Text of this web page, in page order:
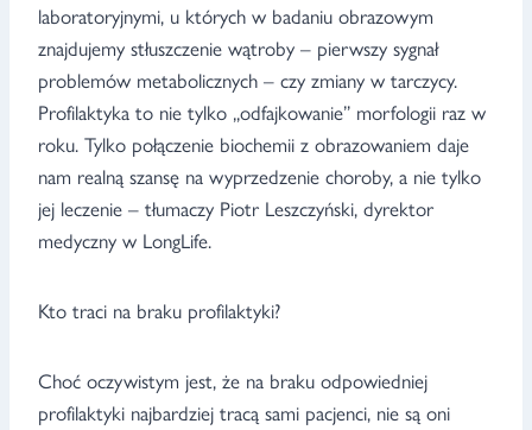
laboratoryjnymi, u których w badaniu obrazowym
znajdujemy stłuszczenie wątroby – pierwszy sygnał
problemów metabolicznych – czy zmiany w tarczycy.
Profilaktyka to nie tylko „odfajkowanie” morfologii raz w
roku. Tylko połączenie biochemii z obrazowaniem daje
nam realną szansę na wyprzedzenie choroby, a nie tylko
jej leczenie – tłumaczy Piotr Leszczyński, dyrektor
medyczny w LongLife.
Kto traci na braku profilaktyki?
Choć oczywistym jest, że na braku odpowiedniej
profilaktyki najbardziej tracą sami pacjenci, nie są oni